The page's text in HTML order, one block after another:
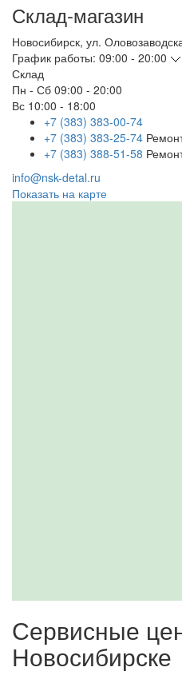
Склад-магазин
Новосибирск, ул.
График работы: 09:00 - 20:00
Склад
Пн - Сб 09:00 - 20:00
Вс 10:00 - 18:00
+7 (383) 383-00-74
+7 (383) 383-25-74
+7 (383) 388-51-58
info@nsk-detal.ru
Показать на карте
Сервисные
Новосибирске